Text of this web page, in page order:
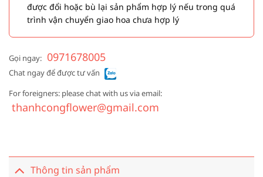
được đổi hoặc bù lại sản phẩm hợp lý nếu trong quá
trình vận chuyển giao hoa chưa hợp lý
Gọi ngay: 0971678005
Chat ngay để được tư vấn
For foreigners: please chat with us via email:
thanhcongflower@gmail.com
Thông tin sản phẩm